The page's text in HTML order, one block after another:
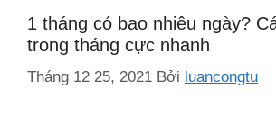
1 tháng có bao nhiêu ngày?
trong tháng cực nhanh
Tháng 12 25, 2021 Bởi luancongtu